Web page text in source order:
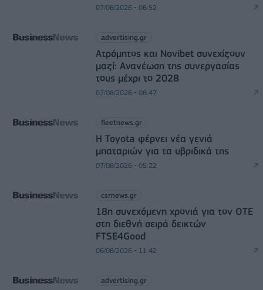
07/08/2026 - 08:52
advertising.gr
Ατρόμητος και Novibet συνεχίζουν
μαζί: Ανανέωση της συνεργασίας
τους μέχρι το 2028
07/08/2026 - 08:47
fleetnews.gr
Η Toyota φέρνει νέα γενιά
μπαταριών για τα υβριδικά της
07/08/2026 - 05:22
csrnews.gr
18η συνεχόμενη χρονιά για τον ΟΤΕ
στη διεθνή σειρά δεικτών
FTSE4Good
06/08/2026 - 11:42
advertising.gr